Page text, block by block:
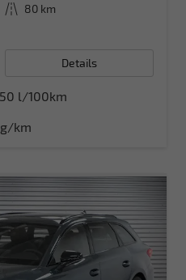
Kilometerstand 80 km
Details
l/100km
km